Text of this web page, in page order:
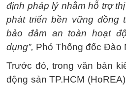
định pháp lý nhằm hỗ trợ
phát triển bền vững đồng
bảo đảm an toàn hoạt
dụng”, Phó Thống đốc Đào
Trước đó, trong văn bản
động sản TP.HCM